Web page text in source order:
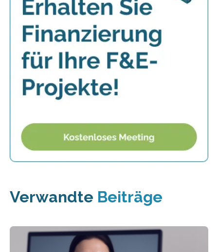
Verwandte Beiträge